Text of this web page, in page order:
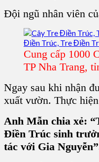
Đội ngũ nhân viên
Cung cấp 1000
TP Nha Trang,
Ngay sau khi nhận
xuất vườn. Thực
Anh Mẫn chia xẻ:
Điền Trúc sinh
tác với Gia